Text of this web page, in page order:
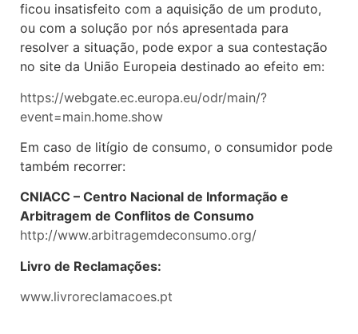
ficou insatisfeito com a aquisição de um produto,
ou com a solução por nós apresentada para
resolver a situação, pode expor a sua contestação
no site da União Europeia destinado ao efeito em:
https://webgate.ec.europa.eu/odr/main/?
event=main.home.show
Em caso de litígio de consumo, o consumidor pode
também recorrer:
CNIACC – Centro Nacional de Informação e
Arbitragem de Conflitos de Consumo
http://www.arbitragemdeconsumo.org/
Livro de Reclamações:
www.livroreclamacoes.pt